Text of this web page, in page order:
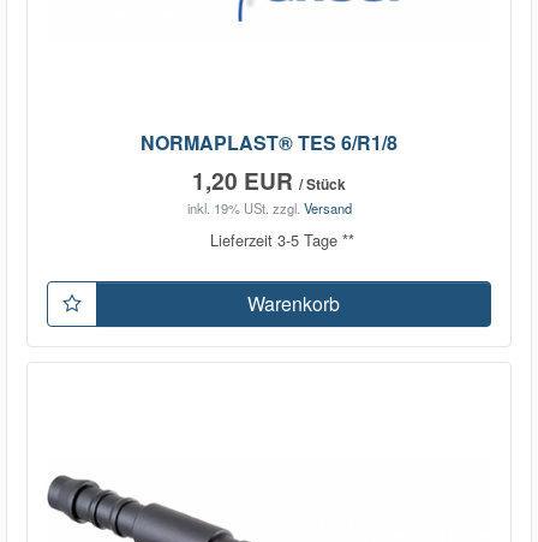
NORMAPLAST® TES 6/R1/8
1,20 EUR / Stück
inkl. 19% USt. zzgl. Versand
Lieferzeit 3-5 Tage **
Warenkorb